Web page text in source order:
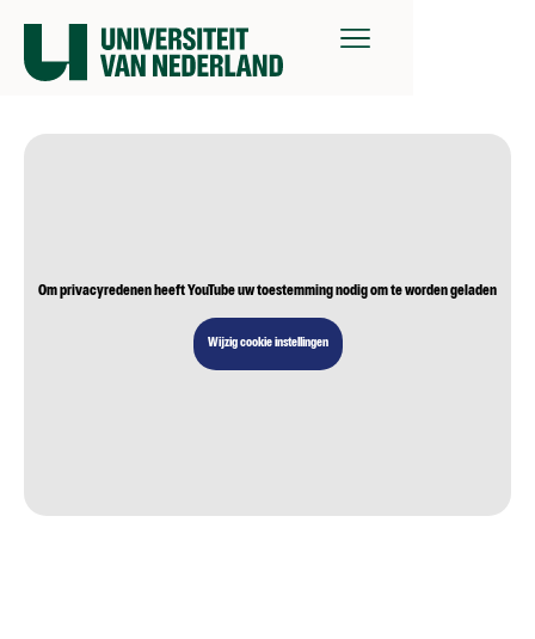
Om privacyredenen heeft YouTube uw toestemming nodig om te worden geladen
Wijzig cookie instellingen